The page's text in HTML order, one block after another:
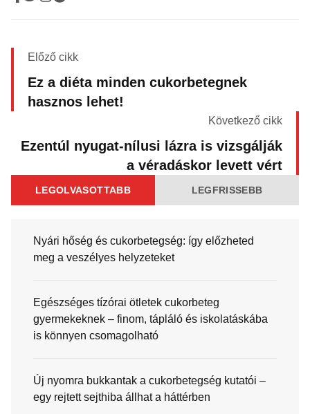
Előző cikk
Ez a diéta minden cukorbetegnek
hasznos lehet!
Következő cikk
Ezentúl nyugat-nílusi lázra is vizsgálják
a véradáskor levett vért
LEGOLVASOTTABB LEGFRISSEBB
Nyári hőség és cukorbetegség: így előzheted
meg a veszélyes helyzeteket
Egészséges tízórai ötletek cukorbeteg
gyermekeknek – finom, tápláló és iskolatáskába
is könnyen csomagolható
Új nyomra bukkantak a cukorbetegség kutatói –
egy rejtett sejthiba állhat a háttérben